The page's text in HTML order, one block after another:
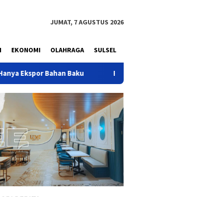
JUMAT, 7 AGUSTUS 2026
EKONOMI OLAHRAGA SULSEL
Basri Baco Ucapkan HBD ke-50 kepada Bahlil